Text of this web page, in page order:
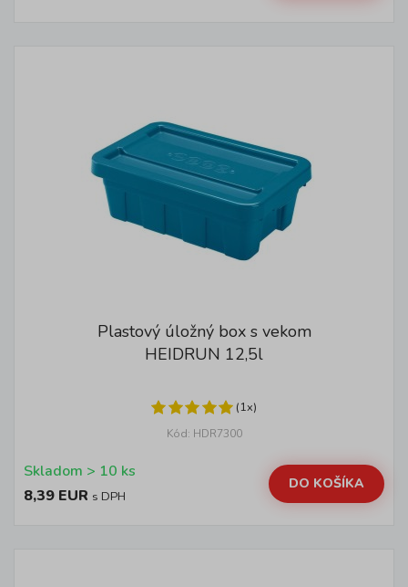
Plastový úložný box s vekom
HEIDRUN 12,5l
(1x)
Kód: HDR7300
Skladom > 10 ks
8,39 EUR s DPH
DO KOŠÍKA